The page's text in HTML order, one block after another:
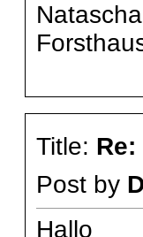
Title:
Post by
Hallo